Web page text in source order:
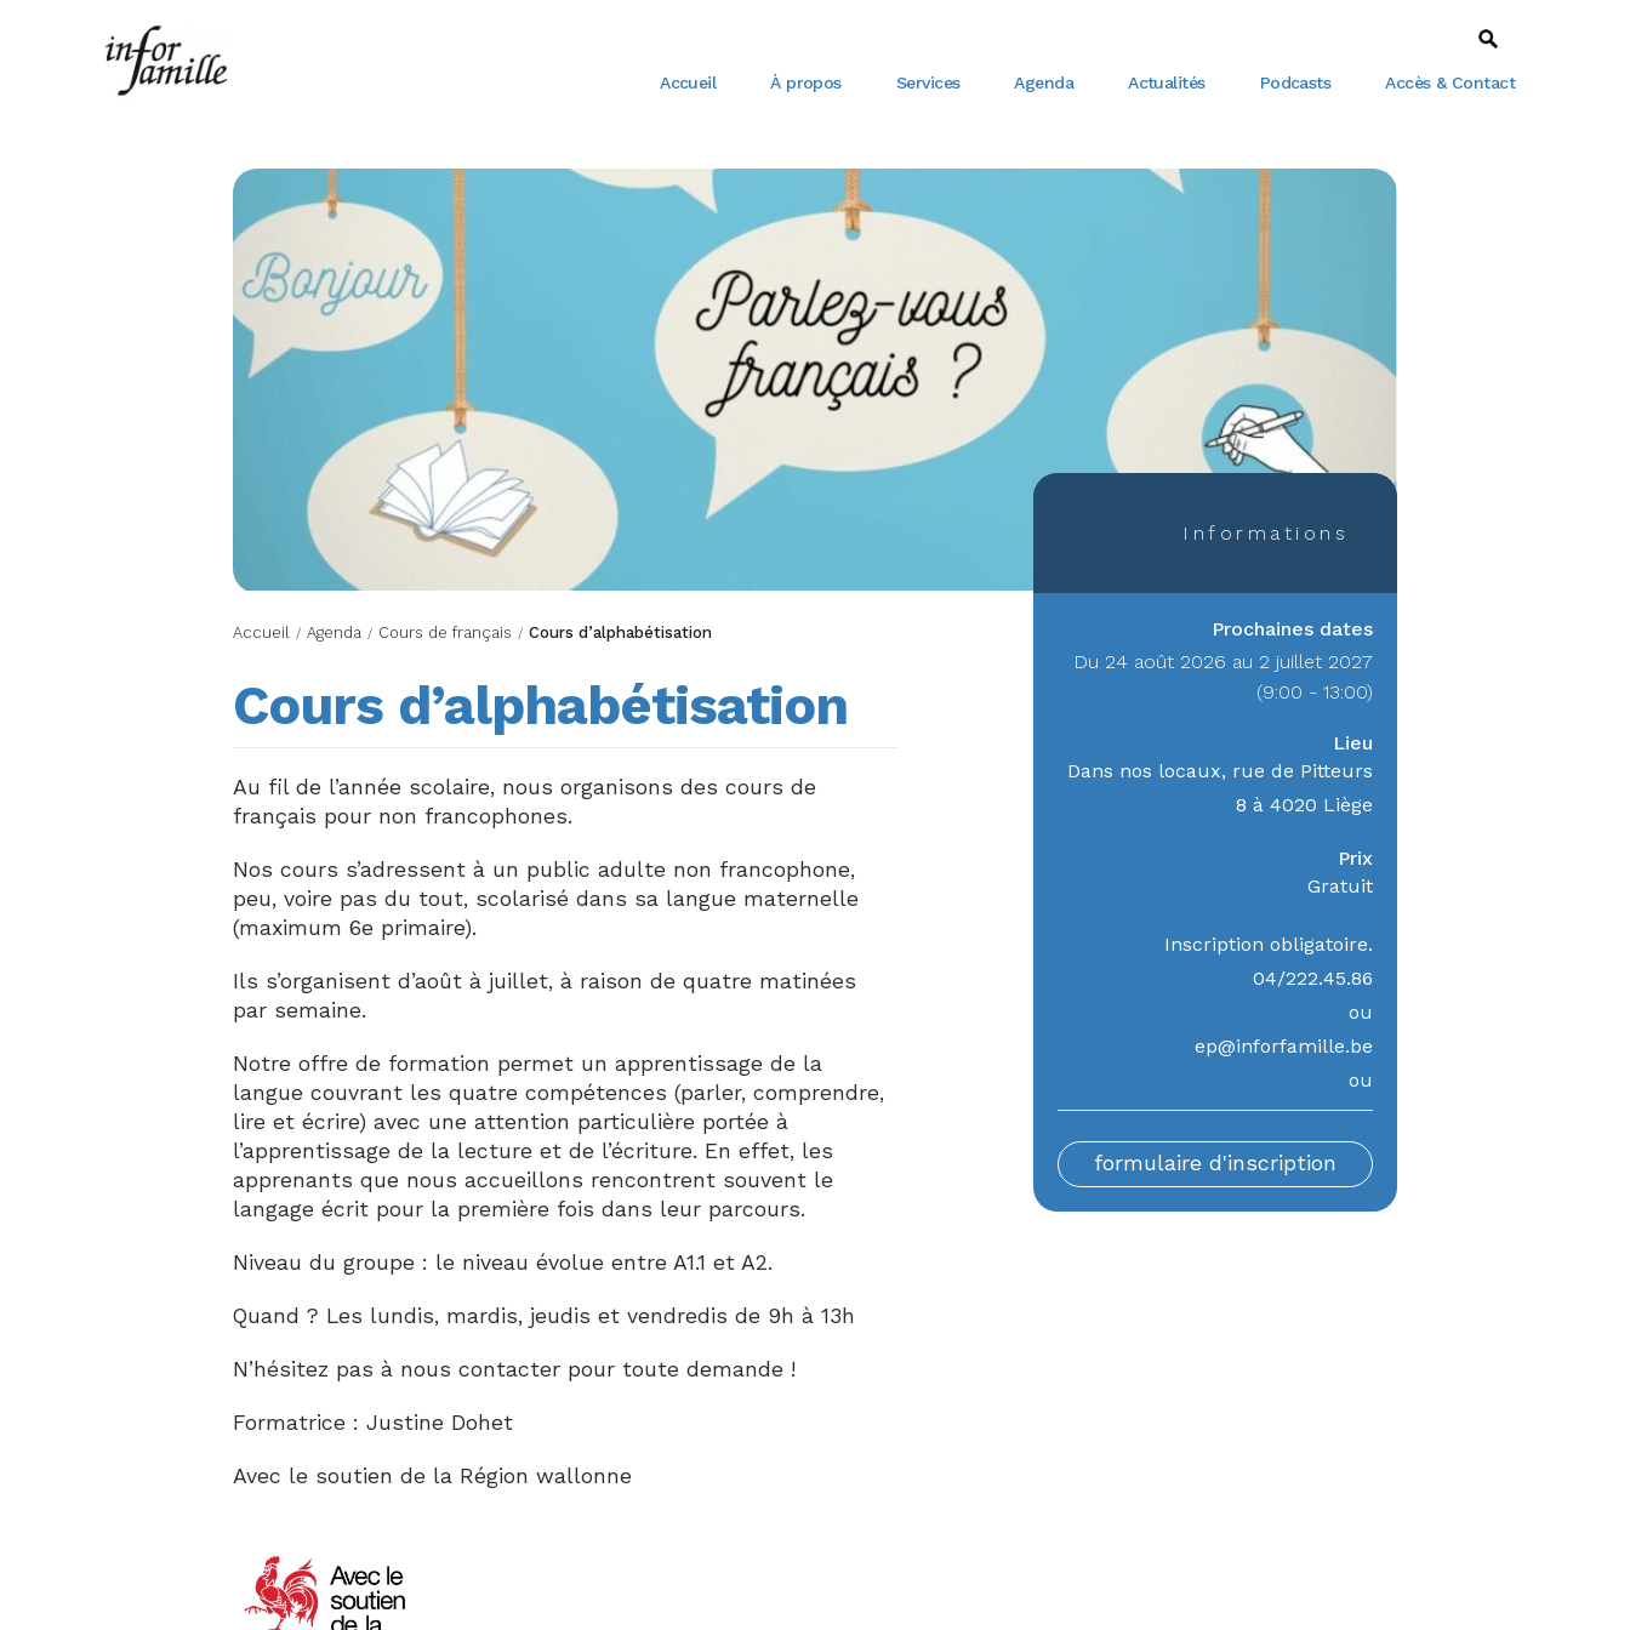
Accueil À propos Services Agenda Actualités Podcasts Accès & Contact
Accueil / Agenda / Cours de français / Cours d’alphabétisation
Cours d’alphabétisation
Au fil de l’année scolaire, nous organisons des cours de
français pour non francophones.
Nos cours s’adressent à un public adulte non francophone,
peu, voire pas du tout, scolarisé dans sa langue maternelle
(maximum 6e primaire).
Ils s’organisent d’août à juillet, à raison de quatre matinées
par semaine.
Notre offre de formation permet un apprentissage de la
langue couvrant les quatre compétences (parler, comprendre,
lire et écrire) avec une attention particulière portée à
l’apprentissage de la lecture et de l’écriture. En effet, les
apprenants que nous accueillons rencontrent souvent le
langage écrit pour la première fois dans leur parcours.
Niveau du groupe : le niveau évolue entre A1.1 et A2.
Quand ? Les lundis, mardis, jeudis et vendredis de 9h à 13h
N’hésitez pas à nous contacter pour toute demande !
Formatrice : Justine Dohet
Avec le soutien de la Région wallonne
Informations
Prochaines dates
Du 24 août 2026 au 2 juillet 2027
(9:00 - 13:00)
Lieu
Dans nos locaux, rue de Pitteurs
8 à 4020 Liège
Prix
Gratuit
Inscription obligatoire.
04/222.45.86
ou
ep@inforfamille.be
ou
formulaire d'inscription